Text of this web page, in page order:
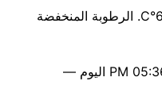
Thaba-Tseka باردة الليلة عند 8°C، مع صافي. سماء غائمة جزئياً فوق Thaba-Tseka الليلة. يبدو الوضع في الخارج قرابة 6°C. الرطوبة المنخفضة
الهواء نقي اليوم — مؤشر وكالة حماية البيئة 1، مع جسيمات PM2.5 منخفضة تبلغ 5. يمتد ضوء النهار من 06:46 AM إلى 05:36 PM اليوم —